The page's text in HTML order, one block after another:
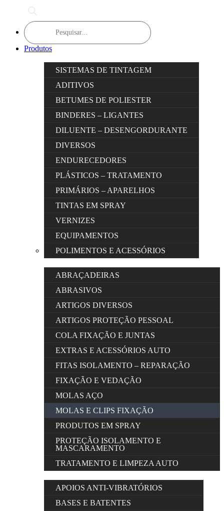
Products
search
Produtos
SISTEMAS DE TINTAGEM
ADITIVOS
BETUMES DE POLIESTER
BINDERES – LIGANTES
DILUENTE – DESENGORDURANTE
DIVERSOS
ENDURECEDORES
PLÁSTICOS – TRATAMENTO
PRIMÁRIOS – APARELHOS
TINTAS EM SPRAY
VERNIZES
EQUIPAMENTOS
POLIMENTOS E ACESSÓRIOS
ABRAÇADEIRAS
ABRASIVOS
ARTIGOS DIVERSOS
ARTIGOS PROTEÇÃO PESSOAL
COLA FIXAÇÃO E JUNTAS
EXTRAS E ACESSÓRIOS AUTO
FITAS ISOLAMENTO – REPARAÇÃO
FIXAÇÃO E VEDAÇÃO
MOLAS AÇO
MOLAS E CLIPS FIXAÇÃO
PRODUTOS EM SPRAY
PROTEÇÃO ISOLAMENTO E
MASCARAMENTO
TRATAMENTO E LIMPEZA AUTO
APOIOS ANTI-VIBRATÓRIOS
BASES E BATENTES